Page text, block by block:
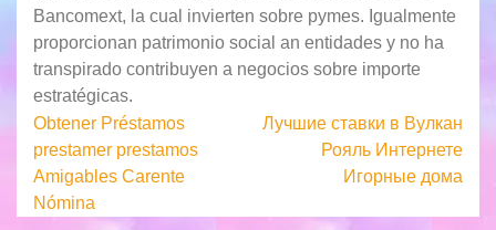
Bancomext, la cual invierten sobre pymes. Igualmente
proporcionan patrimonio social an entidades y no ha
transpirado contribuyen a negocios sobre importe
estratégicas.
Post
navigation
Obtener Préstamos
prestamer prestamos
Amigables Carente
Nómina
Лучшие ставки в Вулкан
Рояль Интернете
Игорные дома